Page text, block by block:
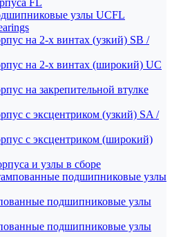
FL
узлы UCFL
на 2-х винтах (узкий) SB /
на 2-х винтах (широкий) UC
на закрепительной втулке
с эксцентриком (узкий) SA /
с эксцентриком (широкий)
и узлы в сборе
подшипниковые узлы
подшипниковые узлы
подшипниковые узлы